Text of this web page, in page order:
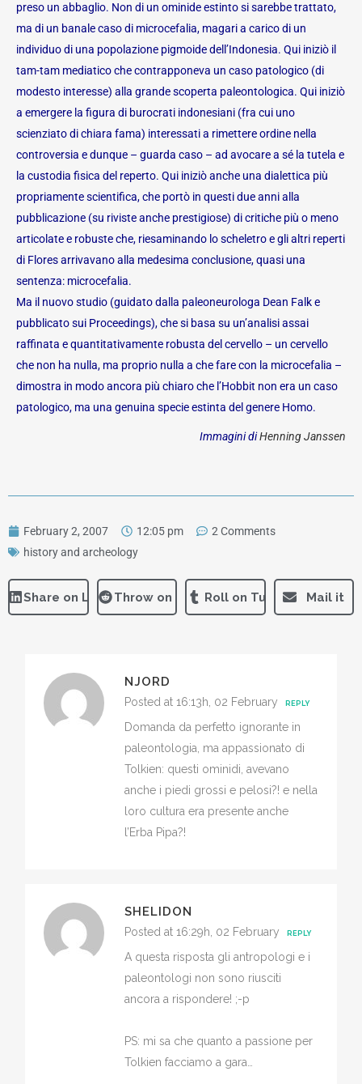
preso un abbaglio. Non di un ominide estinto si sarebbe trattato,
ma di un banale caso di microcefalia, magari a carico di un
individuo di una popolazione pigmoide dell’Indonesia. Qui iniziò il
tam-tam mediatico che contrapponeva un caso patologico (di
modesto interesse) alla grande scoperta paleontologica. Qui iniziò
a emergere la figura di burocrati indonesiani (fra cui uno
scienziato di chiara fama) interessati a rimettere ordine nella
controversia e dunque – guarda caso – ad avocare a sé la tutela e
la custodia fisica del reperto. Qui iniziò anche una dialettica più
propriamente scientifica, che portò in questi due anni alla
pubblicazione (su riviste anche prestigiose) di critiche più o meno
articolate e robuste che, riesaminando lo scheletro e gli altri reperti
di Flores arrivavano alla medesima conclusione, quasi una
sentenza: microcefalia.
Ma il nuovo studio (guidato dalla paleoneurologa Dean Falk e
pubblicato sui Proceedings), che si basa su un’analisi assai
raffinata e quantitativamente robusta del cervello – un cervello
che non ha nulla, ma proprio nulla a che fare con la microcefalia –
dimostra in modo ancora più chiaro che l’Hobbit non era un caso
patologico, ma una genuina specie estinta del genere Homo.
Immagini diHenning Janssen
February 2, 2007 12:05 pm
2 Comments
history and archeology
Share on LinkedInThrow on RedditRoll on Tumblr Mail it
NJORD
Posted at 16:13h, 02 February REPLY
Domanda da perfetto ignorante in
paleontologia, ma appassionato di
Tolkien: questi ominidi, avevano
anche i piedi grossi e pelosi?! e nella
loro cultura era presente anche
l’Erba Pipa?!
SHELIDON
Posted at 16:29h, 02 February REPLY
A questa risposta gli antropologi e i
paleontologi non sono riusciti
ancora a rispondere! ;-p
PS: mi sa che quanto a passione per
Tolkien facciamo a gara…